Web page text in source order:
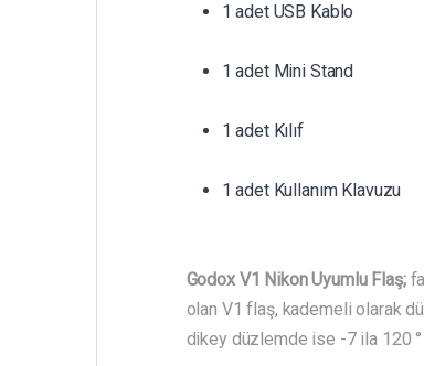
1 adet USB Kablo
1 adet Mini Stand
1 adet Kılıf
1 adet Kullanım Klavuzu
Godox V1 Nikon Uyumlu Flaş;
olan V1 flaş, kademeli olarak
dikey düzlemde ise -7 ila 120 °